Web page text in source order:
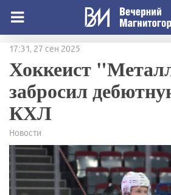
17:31, 27 сен 2025
Хоккеист
забросил
КХЛ
Новости